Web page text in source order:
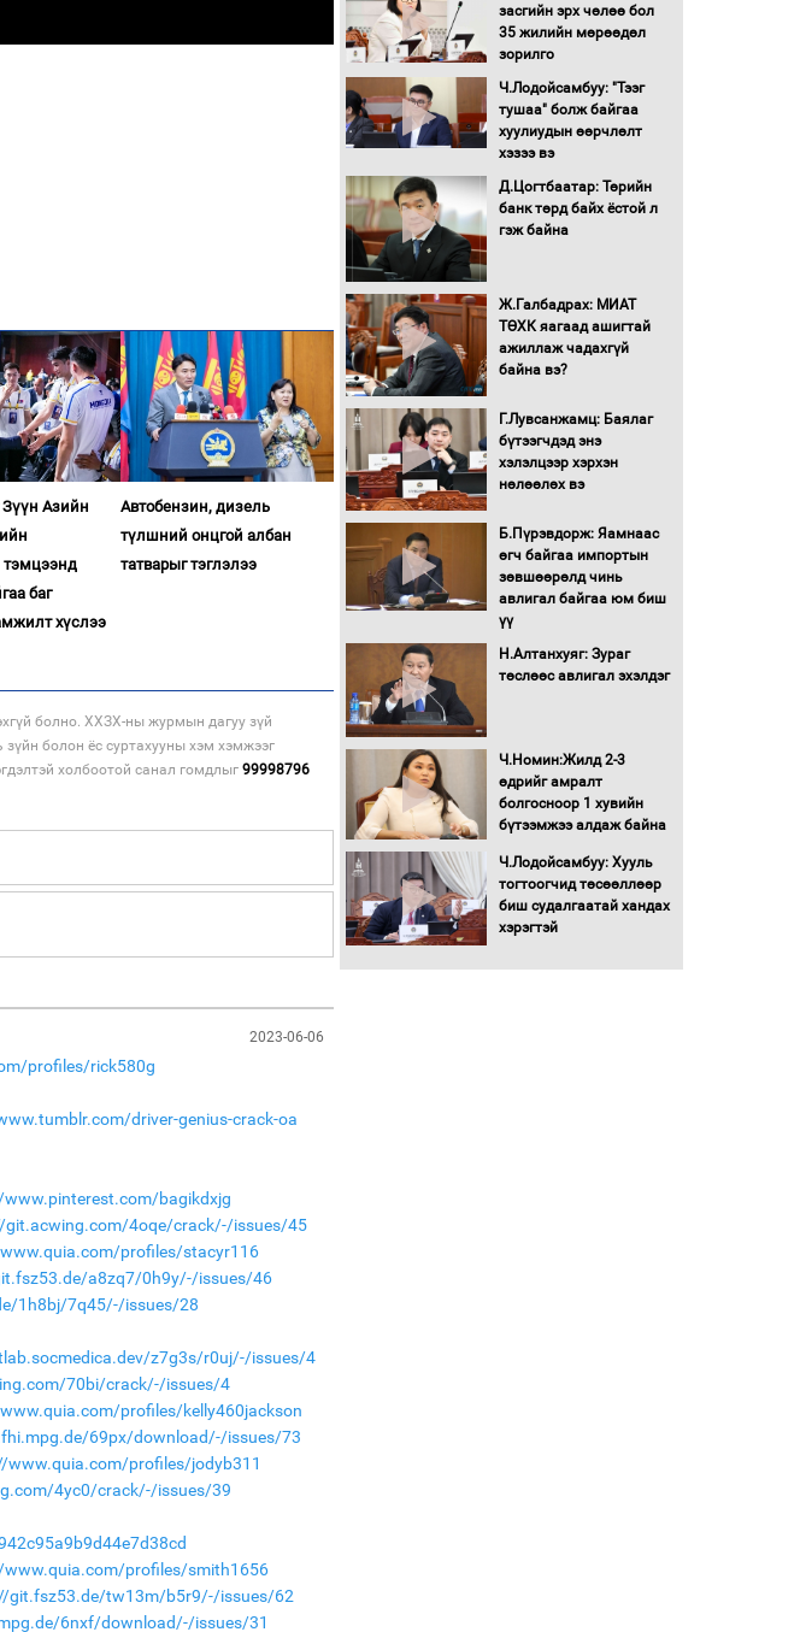
Азийн
баг
хүслээ
Автобензин, дизель
түлшний онцгой албан
татварыг тэглэлээ
болно. ХХЗХ-ны журмын дагуу зүй
зүйн болон ёс суртахууны хэм хэмжээг
холбоотой санал гомдлыг 99998796
2023-06-06
profiles/rick580g
driver-genius-crack-oa
www.pinterest.com/bagikdxjg
git.acwing.com/4oqe/crack/-/issues/45
profiles/stacyr116
a8zq7/0h9y/-/issues/46
1h8bj/7q45/-/issues/28
z7g3s/r0uj/-/issues/4
70bi/crack/-/issues/4
profiles/kelly460jackson
69px/download/-/issues/73
www.quia.com/profiles/jodyb311
4yc0/crack/-/issues/39
www.quia.com/profiles/smith1656
git.fsz53.de/tw13m/b5r9/-/issues/62
6nxf/download/-/issues/31
Бүх шатанд хэмнэлтийн
горимд шилжиж, найр
наадам, зөвлөгөөн,
гадаад томилолтыг
хориглолоо
Сайд нар төсвөө хэрхэн
Автомашинд улсын
дугаарын тэгш,
Бага орлоготой
иргэдийн орлогод
татвар ногдуулахгүй
бүрдүүллээ
Хөшөө бүтсэн түүхийг
өгүүлэх 7 баримт
Хөвсгөл нуурын лусыг
тахих төрийн тахилгын
“Хар жагсаалт”-ын
асуудлыг цэгцлэх
чиглэлээр
Монголбанкны
хугацаатай үүрэг өглөө
Ерөнхий сайд Н.Учрал
олимпиадын хүрээнд
засгийн эрх чөлөө бол
35 жилийн мөрөөдөл
зорилго
Ч.Лодойсамбуу: "Тээг
тушаа" болж байгаа
хуулиудын өөрчлөлт
хэзээ вэ
Д.Цогтбаатар: Төрийн
банк төрд байх ёстой л
гэж байна
Ж.Галбадрах: МИАТ
ТӨХК яагаад ашигтай
ажиллаж чадахгүй
байна вэ?
Г.Лувсанжамц: Баялаг
бүтээгчдэд энэ
хэлэлцээр хэрхэн
нөлөөлөх вэ
Б.Пүрэвдорж: Яамнаас
өгч байгаа импортын
зөвшөөрөлд чинь
авлигал байгаа юм биш
үү
Н.Алтанхуяг: Зураг
төслөөс авлигал эхэлдэг
Ч.Номин:Жилд 2-3
өдрийг амралт
болгосноор 1 хувийн
бүтээмжээ алдаж байна
Ч.Лодойсамбуу: Хууль
тогтоогчид төсөөллөөр
биш судалгаатай хандах
хэрэгтэй